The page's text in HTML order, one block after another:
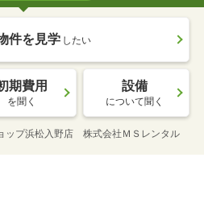
件を見学 したい
期費用
を聞く
設備
について聞く
ップ浜松入野店 株式会社ＭＳレンタル